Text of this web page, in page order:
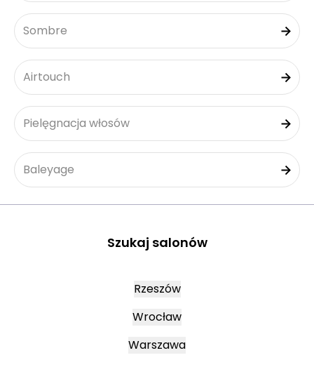
Sombre
Airtouch
Pielęgnacja włosów
Baleyage
Szukaj salonów
Rzeszów
Wrocław
Warszawa